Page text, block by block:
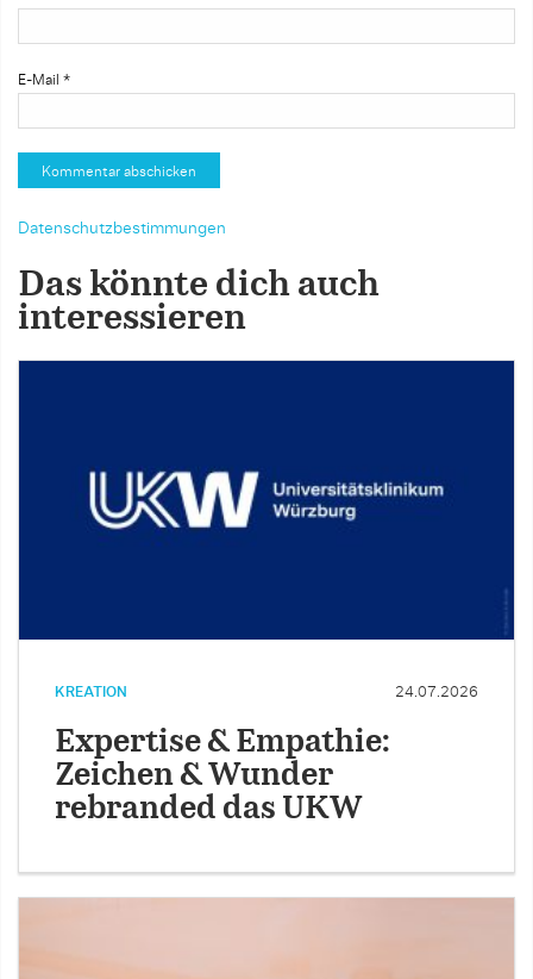
E-Mail *
Datenschutzbestimmungen
Das könnte dich auch
interessieren
KREATION 24.07.2026
Expertise & Empathie:
Zeichen & Wunder
rebranded das UKW